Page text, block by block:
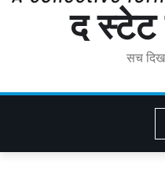
द स्टेट
सच